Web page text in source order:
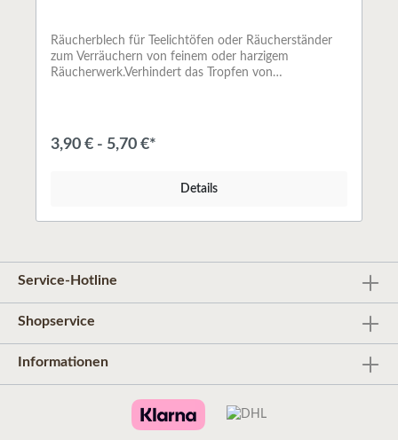
Räucherblech für Teelichtöfen oder Räucherständer
zum Verräuchern von feinem oder harzigem
Räucherwerk.Verhindert das Tropfen von
3,90 € - 5,70 €*
Details
Service-Hotline
Shopservice
Informationen